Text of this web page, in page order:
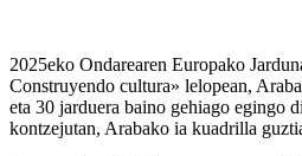
2025eko Ondarearen Europako
Construyendo cultura» lelopean,
eta 30 jarduera baino gehiago egingo
kontzejutan, Arabako ia kuadrilla